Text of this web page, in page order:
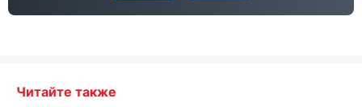
Читайте также